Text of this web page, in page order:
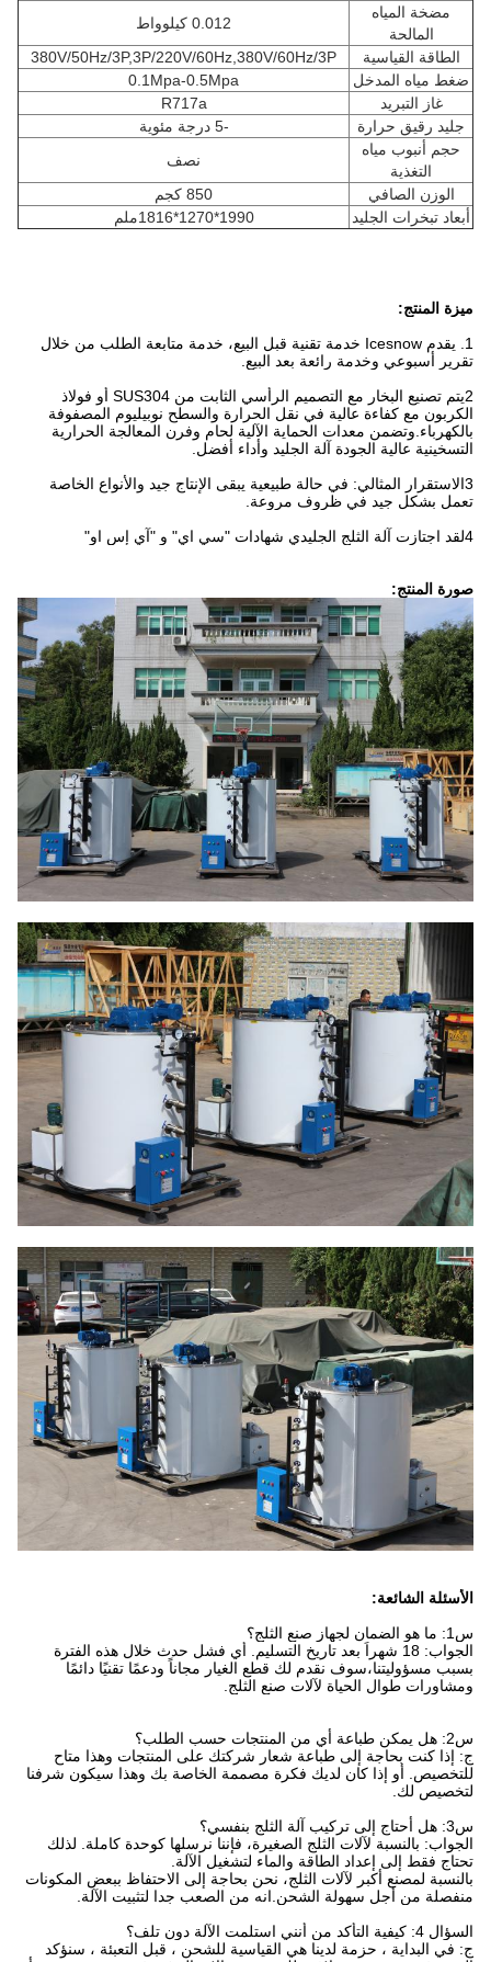
مضخة المياه
المالحة
0.012 كيلوواط
الطاقة القياسية
380V/50Hz/3P,3P/220V/60Hz,380V/60Hz/3P
ضغط مياه المدخل
0.1Mpa-0.5Mpa
غاز التبريد
R717a
جليد رقيق حرارة
-5 درجة مئوية
حجم أنبوب مياه
التغذية
نصف
الوزن الصافي
850 كجم
أبعاد تبخرات الجليد
1990*1270*1816ملم
ميزة المنتج:
1. يقدم Icesnow خدمة تقنية قبل البيع، خدمة متابعة الطلب من خلال
تقرير أسبوعي وخدمة رائعة بعد البيع.
2يتم تصنيع البخار مع التصميم الرأسي الثابت من SUS304 أو فولاذ
الكربون مع كفاءة عالية في نقل الحرارة والسطح نوبيليوم المصفوفة
بالكهرباء.وتضمن معدات الحماية الآلية لحام وفرن المعالجة الحرارية
التسخينية عالية الجودة آلة الجليد وأداء أفضل.
3الاستقرار المثالي: في حالة طبيعية يبقى الإنتاج جيد والأنواع الخاصة
تعمل بشكل جيد في ظروف مروعة.
4لقد اجتازت آلة الثلج الجليدي شهادات "سي اي" و "آي إس او"
صورة المنتج:
الأسئلة الشائعة:
س1: ما هو الضمان لجهاز صنع الثلج؟
الجواب: 18 شهراً بعد تاريخ التسليم. أي فشل حدث خلال هذه الفترة
بسبب مسؤوليتنا،سوف نقدم لك قطع الغيار مجاناً ودعمًا تقنيًا دائمًا
ومشاورات طوال الحياة لآلات صنع الثلج.
س2: هل يمكن طباعة أي من المنتجات حسب الطلب؟
ج: إذا كنت بحاجة إلى طباعة شعار شركتك على المنتجات وهذا متاح
للتخصيص. أو إذا كان لديك فكرة مصممة الخاصة بك وهذا سيكون شرفنا
لتخصيص لك.
س3: هل أحتاج إلى تركيب آلة الثلج بنفسي؟
الجواب: بالنسبة لآلات الثلج الصغيرة، فإننا نرسلها كوحدة كاملة. لذلك
تحتاج فقط إلى إعداد الطاقة والماء لتشغيل الآلة.
بالنسبة لمصنع أكبر لآلات الثلج، نحن بحاجة إلى الاحتفاظ ببعض المكونات
منفصلة من أجل سهولة الشحن.انه من الصعب جدا لتثبيت الآلة.
السؤال 4: كيفية التأكد من أنني استلمت الآلة دون تلف؟
ج: في البداية ، حزمة لدينا هي القياسية للشحن ، قبل التعبئة ، سنؤكد